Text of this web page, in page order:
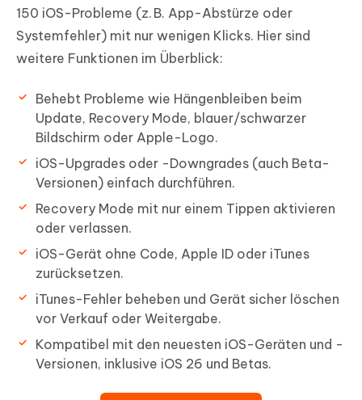
150 iOS-Probleme (z. B. App-Abstürze oder
Systemfehler) mit nur wenigen Klicks. Hier sind
weitere Funktionen im Überblick:
Behebt Probleme wie Hängenbleiben beim
Update, Recovery Mode, blauer/schwarzer
Bildschirm oder Apple-Logo.
iOS-Upgrades oder -Downgrades (auch Beta-
Versionen) einfach durchführen.
Recovery Mode mit nur einem Tippen aktivieren
oder verlassen.
iOS-Gerät ohne Code, Apple ID oder iTunes
zurücksetzen.
iTunes-Fehler beheben und Gerät sicher löschen
vor Verkauf oder Weitergabe.
Kompatibel mit den neuesten iOS-Geräten und -
Versionen, inklusive iOS 26 und Betas.